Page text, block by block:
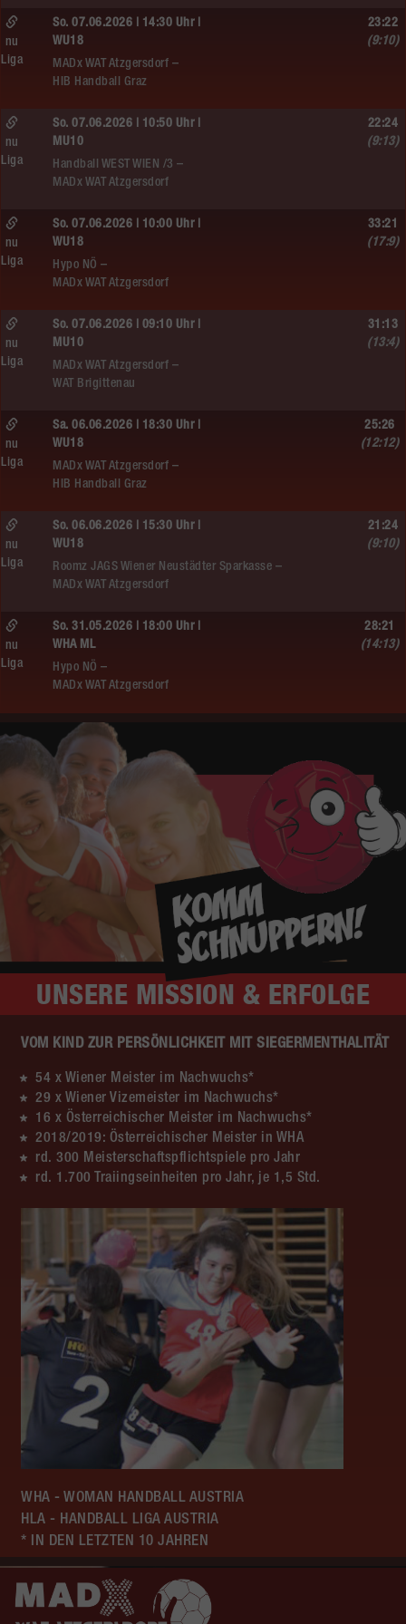
So. 07.06.2026 | 14:30 Uhr |
WU18
MADx WAT Atzgersdorf –
HIB Handball Graz
nu
Liga
23:22
(9:10)
So. 07.06.2026 | 10:50 Uhr |
MU10
Handball WEST WIEN /3 –
MADx WAT Atzgersdorf
nu
Liga
22:24
(9:13)
So. 07.06.2026 | 10:00 Uhr |
WU18
Hypo NÖ –
MADx WAT Atzgersdorf
nu
Liga
33:21
(17:9)
So. 07.06.2026 | 09:10 Uhr |
MU10
MADx WAT Atzgersdorf –
WAT Brigittenau
nu
Liga
31:13
(13:4)
Sa. 06.06.2026 | 18:30 Uhr |
WU18
MADx WAT Atzgersdorf –
HIB Handball Graz
nu
Liga
25:26
(12:12)
So. 06.06.2026 | 15:30 Uhr |
WU18
Roomz JAGS Wiener Neustädter Sparkasse –
MADx WAT Atzgersdorf
nu
Liga
21:24
(9:10)
So. 31.05.2026 | 18:00 Uhr |
WHA ML
Hypo NÖ –
MADx WAT Atzgersdorf
nu
Liga
28:21
(14:13)
UNSERE MISSION & ERFOLGE
VOM KIND ZUR PERSÖNLICHKEIT MIT SIEGERMENTHALITÄT
54 x Wiener Meister im Nachwuchs*
29 x Wiener Vizemeister im Nachwuchs*
16 x Österreichischer Meister im Nachwuchs*
2018/2019: Österreichischer Meister in WHA
rd. 300 Meisterschaftspflichtspiele pro Jahr
rd. 1.700 Traiingseinheiten pro Jahr, je 1,5 Std.
WHA - WOMAN HANDBALL AUSTRIA
HLA - HANDBALL LIGA AUSTRIA
* IN DEN LETZTEN 10 JAHREN